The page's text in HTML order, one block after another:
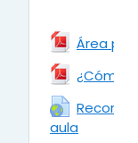
Área
¿Cómo
aula